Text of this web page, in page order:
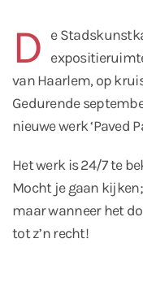
D e
van Haarlem, op
Gedurende
nieuwe werk ‘Paved
Het werk is 24/7 te
Mocht je gaan
maar wanneer het
tot z’n recht!